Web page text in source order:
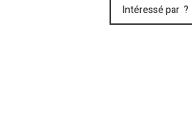
Intéressé par ?